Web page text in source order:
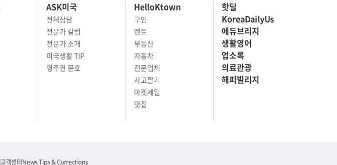
ASK미국
전체상담
전문가 칼럼
전문가 소개
미국생활 TIP
영주권 문호
HelloKtown
구인
렌트
부동산
자동차
전문업체
사고팔기
마켓세일
맛집
핫딜
KoreaDailyUs
에듀브리지
생활영어
업소록
의료관광
해피빌리지
고객센터News Tips & Corrections